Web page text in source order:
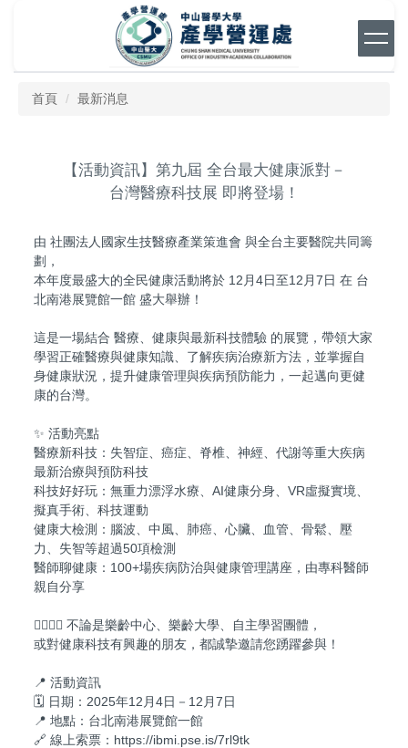
要
首頁 最新消息
【活動資訊】第九屆 全台最大健康派對－
台灣醫療科技展 即將登場！
由 社團法人國家生技醫療產業策進會 與全台主要醫院共同籌
劃，
本年度最盛大的全民健康活動將於 12月4日至12月7日 在 台
北南港展覽館一館 盛大舉辦！
這是一場結合 醫療、健康與最新科技體驗 的展覽，帶領大家
學習正確醫療與健康知識、了解疾病治療新方法，並掌握自
身健康狀況，提升健康管理與疾病預防能力，一起邁向更健
康的台灣。
✨ 活動亮點
醫療新科技：失智症、癌症、脊椎、神經、代謝等重大疾病
最新治療與預防科技
科技好好玩：無重力漂浮水療、AI健康分身、VR虛擬實境、
擬真手術、科技運動
健康大檢測：腦波、中風、肺癌、心臟、血管、骨鬆、壓
力、失智等超過50項檢測
醫師聊健康：100+場疾病防治與健康管理講座，由專科醫師
親自分享
👩‍⚕️👨‍⚕️ 不論是樂齡中心、樂齡大學、自主學習團體，
或對健康科技有興趣的朋友，都誠摯邀請您踴躍參與！
📍 活動資訊
🗓️ 日期：2025年12月4日－12月7日
📍 地點：台北南港展覽館一館
🔗 線上索票：https://ibmi.pse.is/7rl9tk